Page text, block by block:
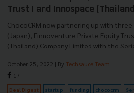
Trust I and Innospace
ChocoCRM now partnering up with
(Japan), Finnoventure Private Equity
(Thailand) Company Limited with the
October 25, 2022 | By Techsauce Team
17
Deal Digest startup funding chococrm